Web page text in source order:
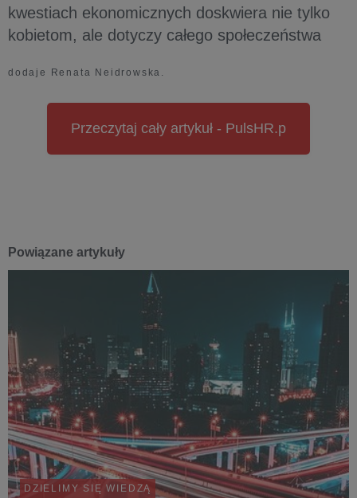
kwestiach ekonomicznych doskwiera nie tylko
kobietom, ale dotyczy całego społeczeństwa
dodaje Renata Neidrowska.
Przeczytaj cały artykuł - PulsHR.p
Powiązane artykuły
DZIELIMY SIĘ WIEDZĄ